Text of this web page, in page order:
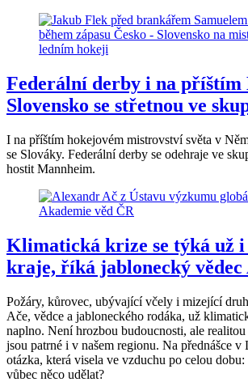
Federální derby i na příštím
Slovensko se střetnou ve
I na příštím hokejovém mistrovství světa v
se Slováky. Federální derby se odehraje ve
hostit Mannheim.
Klimatická krize se týká už i
kraje, říká jablonecký vědec
Požáry, kůrovec, ubývající včely i mizející
Ače, vědce a jabloneckého rodáka, už
naplno. Není hrozbou budoucnosti, ale
jsou patrné i v našem regionu. Na přednášce v
otázka, která visela ve vzduchu po celou
vůbec něco udělat?